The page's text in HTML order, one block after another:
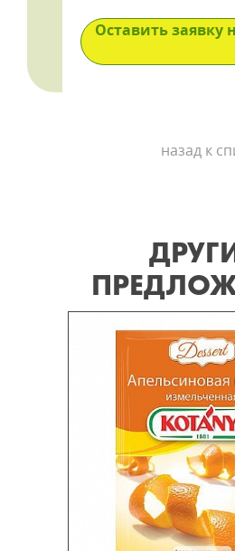
Оставить заявку
назад к